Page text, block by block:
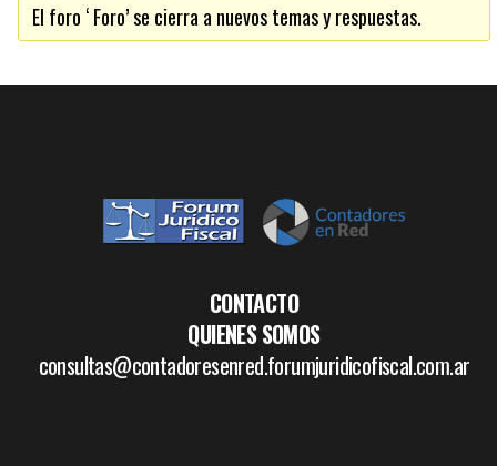
El foro ‘ Foro’ se cierra a nuevos temas y respuestas.
CONTACTO
QUIENES SOMOS
consultas@contadoresenred.forumjuridicofiscal.com.ar